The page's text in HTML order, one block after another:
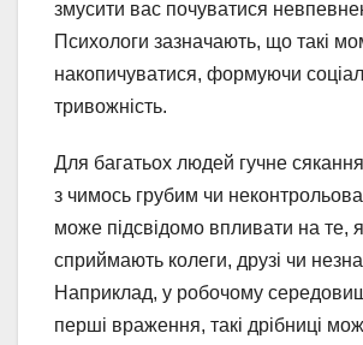
змусити вас почуватися
Психологи зазначають, що такі
накопичуватися, формуючи
тривожність.
Для багатьох людей гучне
з чимось грубим чи
може підсвідомо впливати на те,
сприймають колеги, друзі чи
Наприклад, у робочому
перші враження, такі дрібниці